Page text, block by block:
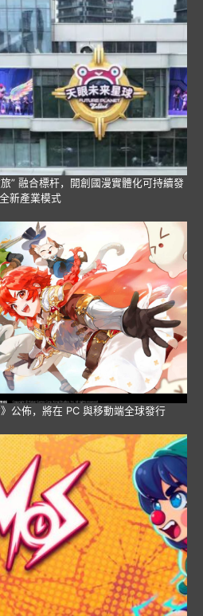
” 融合標杆，開創國漫實體化可持續發
新產業模式
公佈，將在 PC 與移動端全球發行